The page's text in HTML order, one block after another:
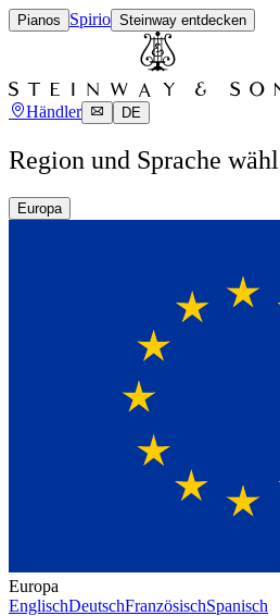
Pianos Spirio Steinway entdecken
Händler DE
Region und Sprache
Europa
Europa
EnglischDeutschFranzösischSpanisch